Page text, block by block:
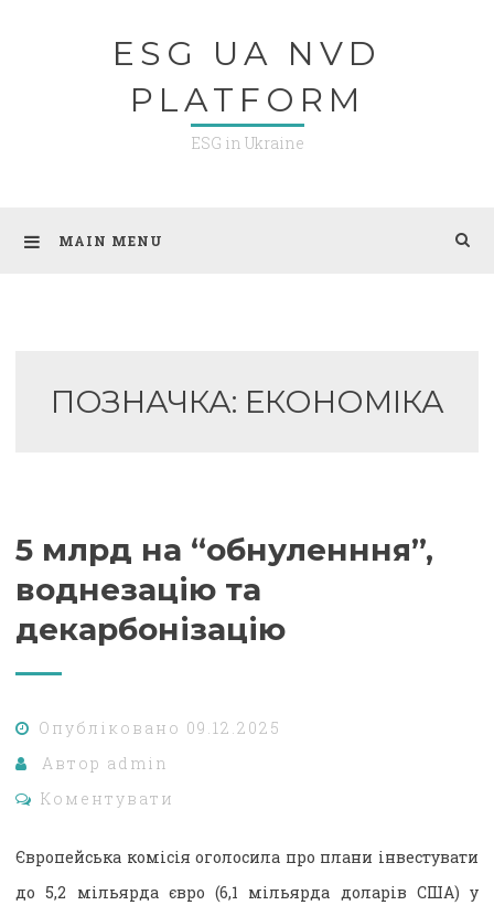
ESG UA NVD
PLATFORM
ESG in Ukraine
MAIN MENU
ПОЗНАЧКА: ЕКОНОМІКА
5 млрд на “обнуленння”,
воднезацію та
декарбонізацію
Опубліковано 09.12.2025
Автор admin
Коментувати
Європейська комісія оголосила про плани інвестувати
до 5,2 мільярда євро (6,1 мільярда доларів США) у